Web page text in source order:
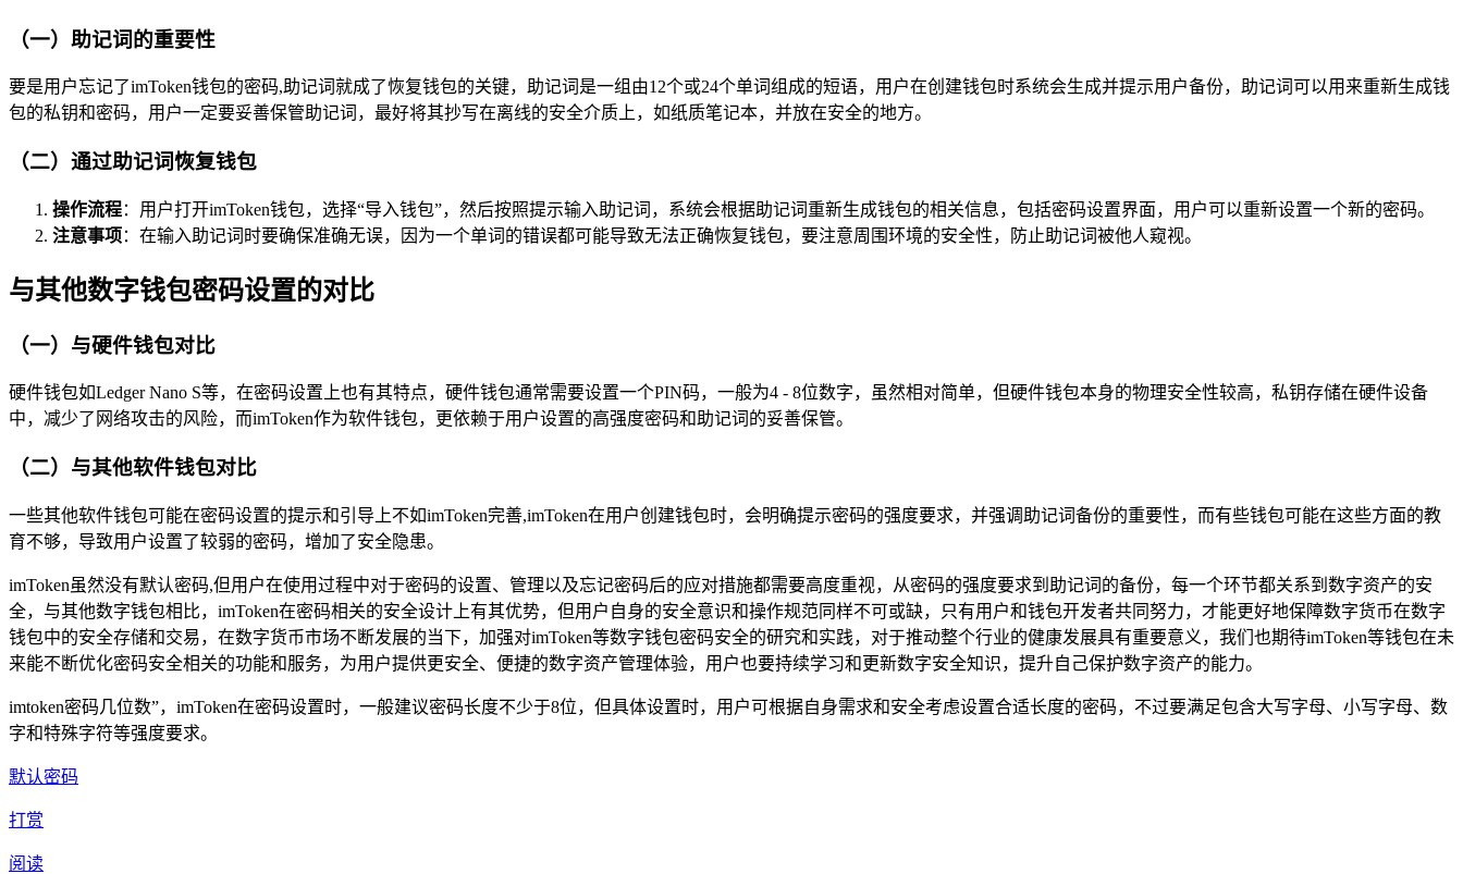
（一）助记词的重要性
要是用户忘记了imToken钱包的密码,助记词就成了恢复钱包的关键，助记词是一组由12个或24个单词组成的短语，用户在创建钱包时系统会生成并提示用户备份，助记词可以用来重新生成钱
包的私钥和密码，用户一定要妥善保管助记词，最好将其抄写在离线的安全介质上，如纸质笔记本，并放在安全的地方。
（二）通过助记词恢复钱包
操作流程：用户打开imToken钱包，选择“导入钱包”，然后按照提示输入助记词，系统会根据助记词重新生成钱包的相关信息，包括密码设置界面，用户可以重新设置一个新的密码。
注意事项 ：在输入助记词时要确保准确无误，因为一个单词的错误都可能导致无法正确恢复钱包，要注意周围环境的安全性，防止助记词被他人窥视。
与其他数字钱包密码设置的对比
（一）与硬件钱包对比
硬件钱包如Ledger Nano S等，在密码设置上也有其特点，硬件钱包通常需要设置一个PIN码，一般为4 - 8位数字，虽然相对简单，但硬件钱包本身的物理安全性较高，私钥存储在硬件设备
中，减少了网络攻击的风险，而imToken作为软件钱包，更依赖于用户设置的高强度密码和助记词的妥善保管。
（二）与其他软件钱包对比
一些其他软件钱包可能在密码设置的提示和引导上不如imToken完善,imToken在用户创建钱包时，会明确提示密码的强度要求，并强调助记词备份的重要性，而有些钱包可能在这些方面的教
育不够，导致用户设置了较弱的密码，增加了安全隐患。
imToken虽然没有默认密码,但用户在使用过程中对于密码的设置、管理以及忘记密码后的应对措施都需要高度重视，从密码的强度要求到助记词的备份，每一个环节都关系到数字资产的安
全，与其他数字钱包相比，imToken在密码相关的安全设计上有其优势，但用户自身的安全意识和操作规范同样不可或缺，只有用户和钱包开发者共同努力，才能更好地保障数字货币在数字
钱包中的安全存储和交易，在数字货币市场不断发展的当下，加强对imToken等数字钱包密码安全的研究和实践，对于推动整个行业的健康发展具有重要意义，我们也期待imToken等钱包在未
来能不断优化密码安全相关的功能和服务，为用户提供更安全、便捷的数字资产管理体验，用户也要持续学习和更新数字安全知识，提升自己保护数字资产的能力。
imtoken密码几位数”，imToken在密码设置时，一般建议密码长度不少于8位，但具体设置时，用户可根据自身需求和安全考虑设置合适长度的密码，不过要满足包含大写字母、小写字母、数
字和特殊字符等强度要求。
默认密码
打赏
阅读